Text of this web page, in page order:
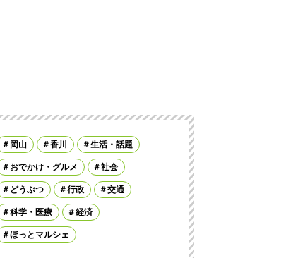
岡山 香川 生活・話題
おでかけ・グルメ 社会
どうぶつ 行政 交通
科学・医療 経済
ほっとマルシェ